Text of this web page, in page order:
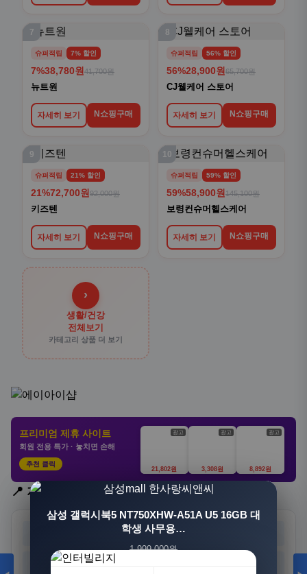
7
슈퍼적립 7% 할인
7%38,780원 41,700원
뉴트원
자세히 보기 N쇼핑구매
8
슈퍼적립 56% 할인
56%28,900원 65,700원
CJ웰케어 스토어
자세히 보기 N쇼핑구매
9
슈퍼적립 21% 할인
21%72,700원 92,000원
키즈텐
자세히 보기 N쇼핑구매
10
슈퍼적립 59% 할인
59%58,900원 145,100원
보령컨슈머헬스케어
자세히 보기 N쇼핑구매
›
생활/건강
전체보기
카테고리 상품 더 보기
프리미엄 제휴 사이트
회원 전용 특가 · 놓치면 손해
추천 클릭
광고
21,802원
광고
3,308원
광고
8,892원
📍 지역 선택
부산 대구
광주 대전 세종
[3+1] 동국제약 마이핏 V 활성엽산 임신준비 임산
부영양 30정, 4개
100,000원
삼성 갤럭시북5 NT750XHW-A51A U5 16GB 대
학생 사무용…
1,999,000원